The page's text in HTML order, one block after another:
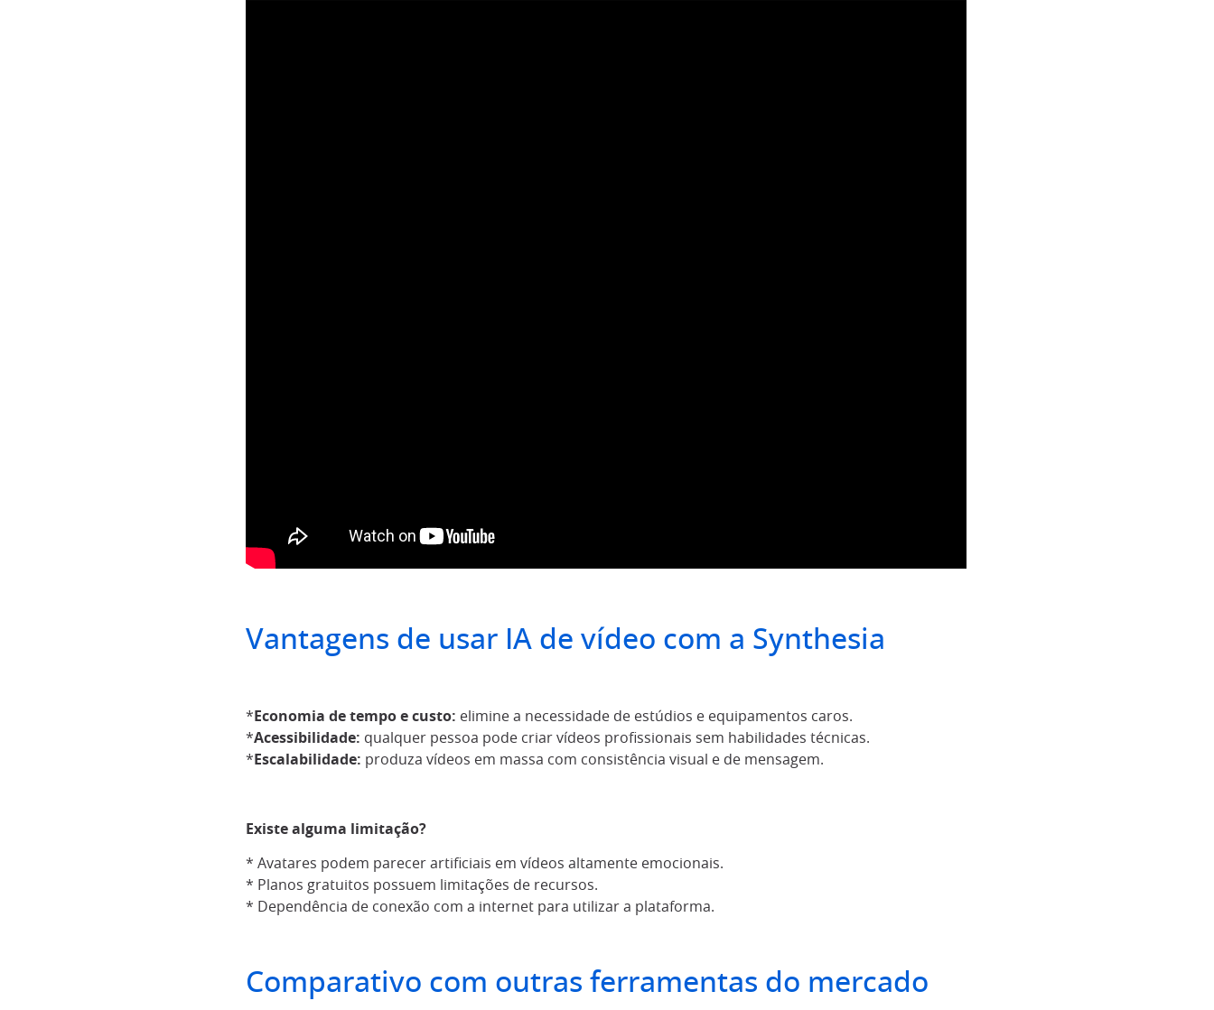
Vantagens de usar IA de vídeo com a Synthesia
* Economia de tempo e custo: elimine a necessidade de estúdios e equipamentos caros.
*Acessibilidade: qualquer pessoa pode criar vídeos profissionais sem habilidades técnicas.
* Escalabilidade: produza vídeos em massa com consistência visual e de mensagem.
Existe alguma limitação?
* Avatares podem parecer artificiais em vídeos altamente emocionais.
* Planos gratuitos possuem limitações de recursos.
* Dependência de conexão com a internet para utilizar a plataforma.
Comparativo com outras ferramentas do mercado